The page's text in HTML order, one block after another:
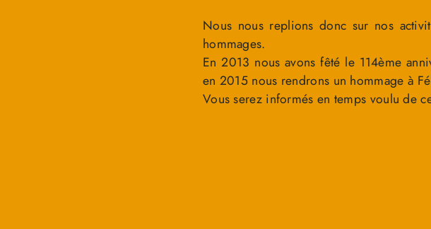
Nous nous replions donc sur nos
hommages.
En 2013 nous avons fêté le 114ème
en 2015 nous rendrons un hommage à
Vous serez informés en temps voulu de